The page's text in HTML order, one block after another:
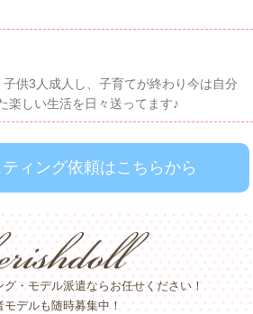
供3人成人し、子育てが終わり今は自分
楽しい生活を日々送ってます♪︎
ィング依頼はこちらから
・モデル派遣ならお任せください！
モデルも随時募集中！